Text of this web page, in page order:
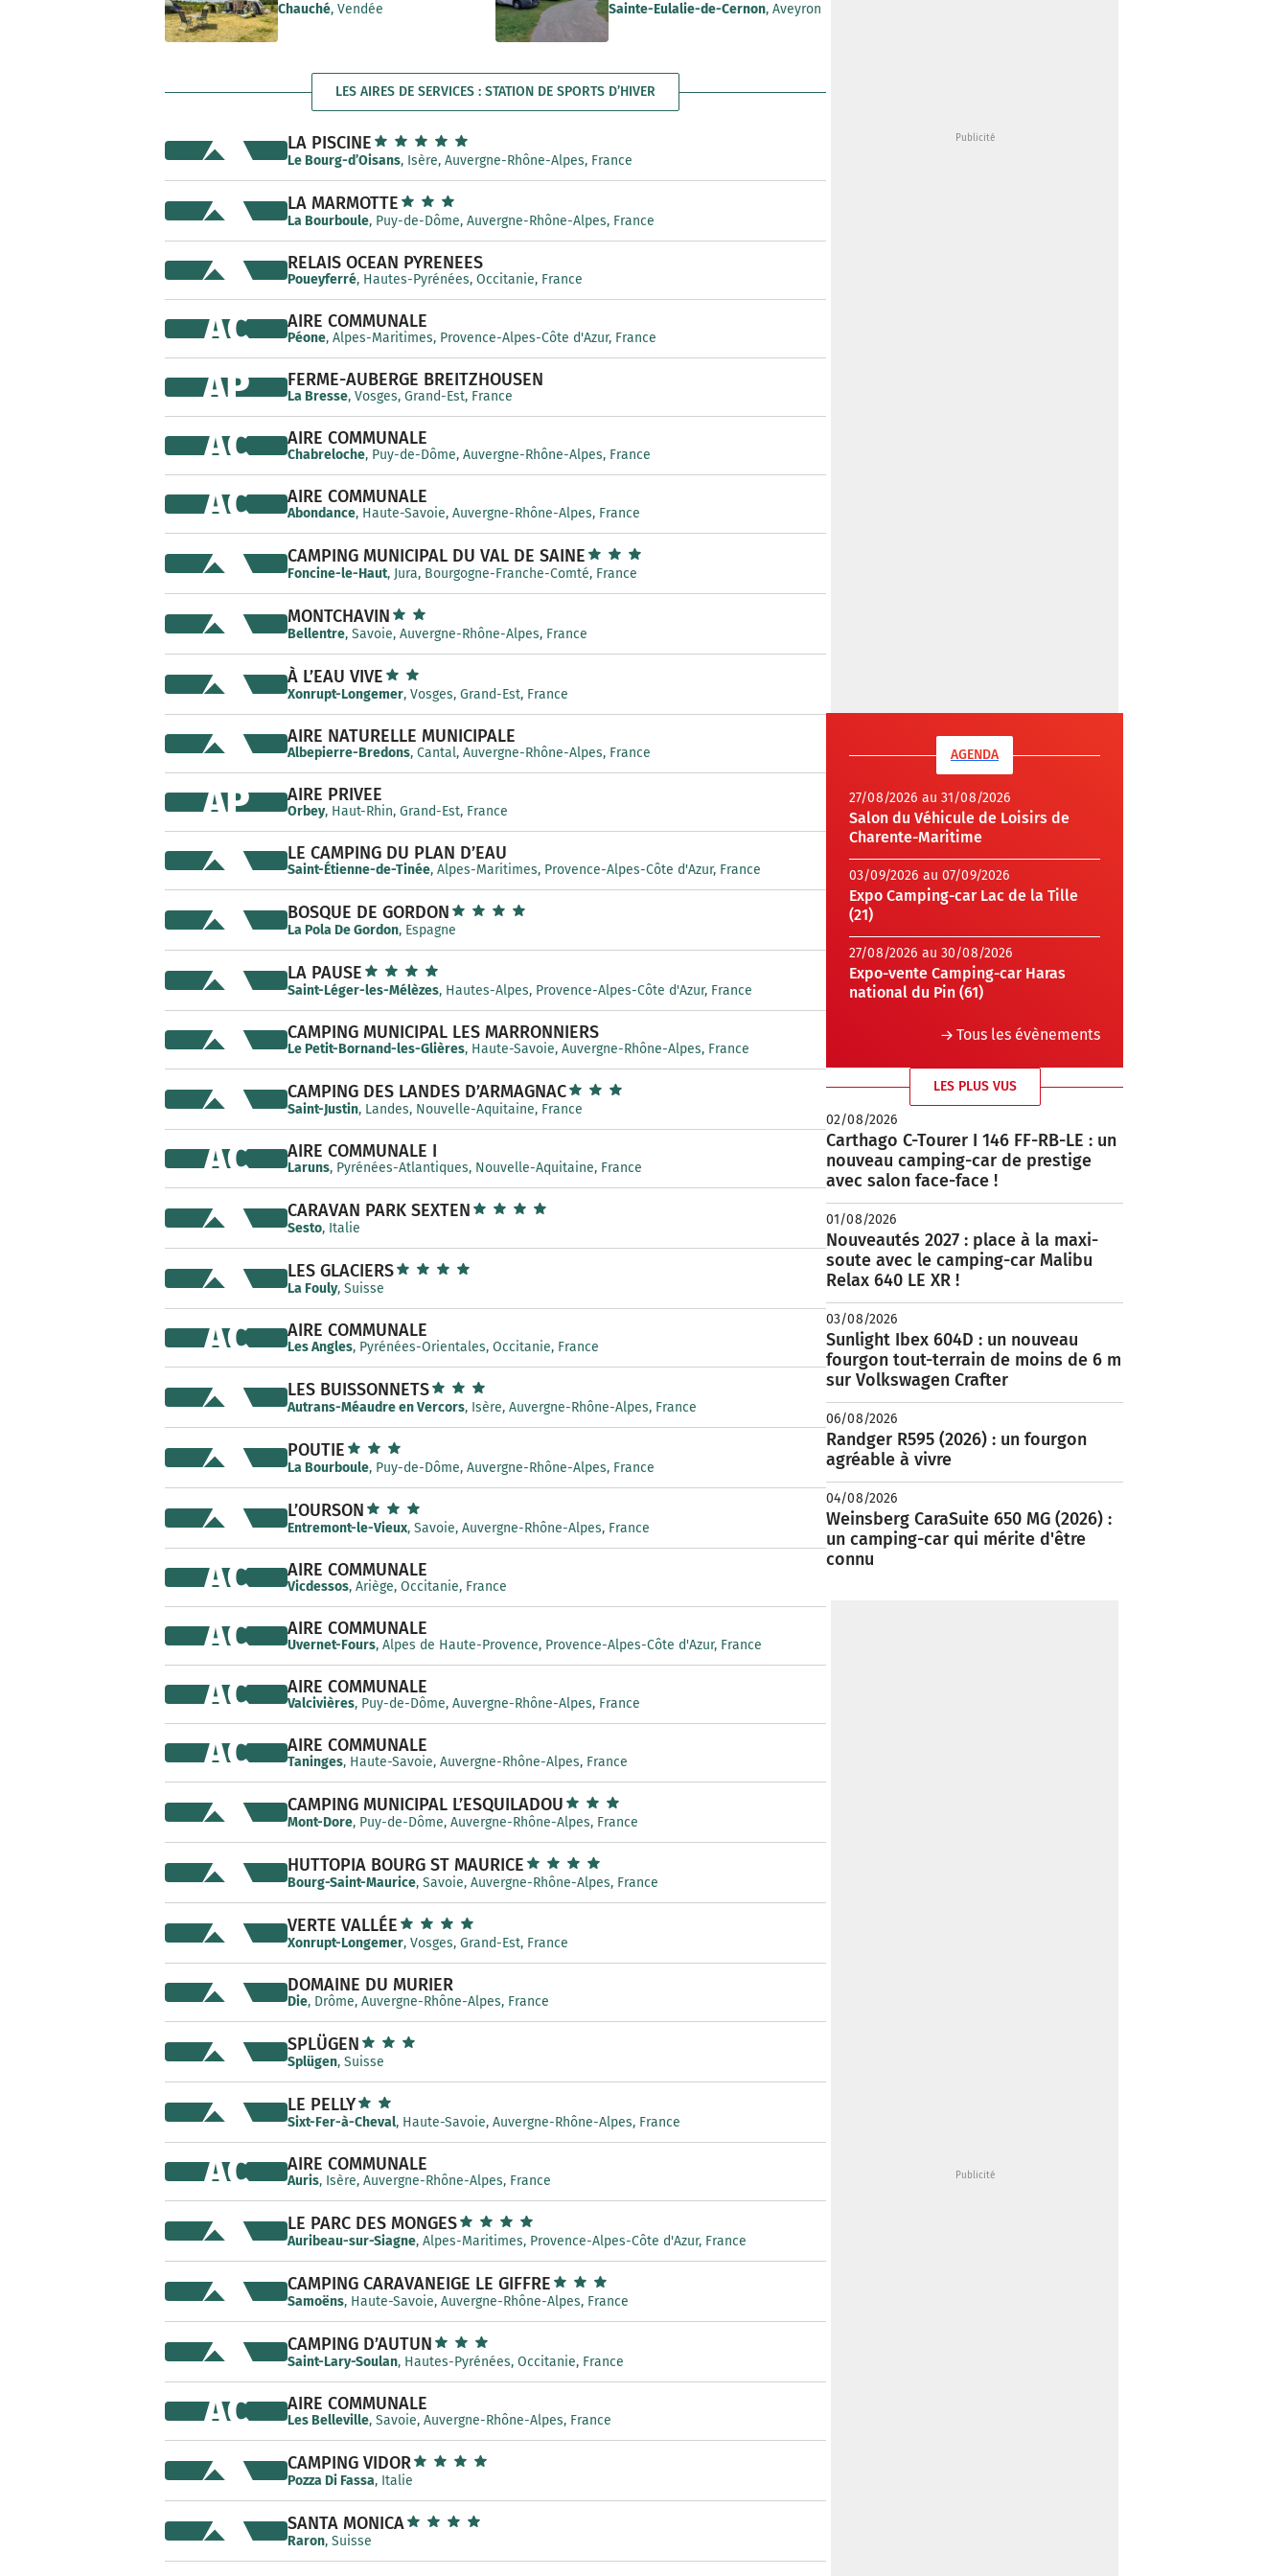
e
Chauché, Vendée Sainte-Eulalie-de-Cernon, Aveyron
LES AIRES DE SERVICES : STATION DE SPORTS D’HIVER
LA PISCINE
Le Bourg-d’Oisans, Isère, Auvergne-Rhône-Alpes, France
LA MARMOTTE
La Bourboule, Puy-de-Dôme, Auvergne-Rhône-Alpes, France
RELAIS OCEAN PYRENEES
Poueyferré, Hautes-Pyrénées, Occitanie, France
AIRE COMMUNALE
Péone, Alpes-Maritimes, Provence-Alpes-Côte d'Azur, France
AC
FERME-AUBERGE BREITZHOUSEN
La Bresse, Vosges, Grand-Est, France
AP
AIRE COMMUNALE
Chabreloche, Puy-de-Dôme, Auvergne-Rhône-Alpes, France
AC
AIRE COMMUNALE
Abondance, Haute-Savoie, Auvergne-Rhône-Alpes, France
AC
CAMPING MUNICIPAL DU VAL DE SAINE
Foncine-le-Haut, Jura, Bourgogne-Franche-Comté, France
MONTCHAVIN
Bellentre, Savoie, Auvergne-Rhône-Alpes, France
À L’EAU VIVE
Xonrupt-Longemer, Vosges, Grand-Est, France
AIRE NATURELLE MUNICIPALE
Albepierre-Bredons, Cantal, Auvergne-Rhône-Alpes, France
AIRE PRIVEE
Orbey, Haut-Rhin, Grand-Est, France
AP
LE CAMPING DU PLAN D’EAU
Saint-Étienne-de-Tinée, Alpes-Maritimes, Provence-Alpes-Côte d'Azur, France
BOSQUE DE GORDON
La Pola De Gordon, Espagne
LA PAUSE
Saint-Léger-les-Mélèzes, Hautes-Alpes, Provence-Alpes-Côte d'Azur, France
CAMPING MUNICIPAL LES MARRONNIERS
Le Petit-Bornand-les-Glières, Haute-Savoie, Auvergne-Rhône-Alpes, France
CAMPING DES LANDES D’ARMAGNAC
Saint-Justin, Landes, Nouvelle-Aquitaine, France
AIRE COMMUNALE I
Laruns, Pyrénées-Atlantiques, Nouvelle-Aquitaine, France
AC
CARAVAN PARK SEXTEN
Sesto, Italie
LES GLACIERS
La Fouly, Suisse
AIRE COMMUNALE
Les Angles, Pyrénées-Orientales, Occitanie, France
AC
LES BUISSONNETS
Autrans-Méaudre en Vercors, Isère, Auvergne-Rhône-Alpes, France
POUTIE
La Bourboule, Puy-de-Dôme, Auvergne-Rhône-Alpes, France
L’OURSON
Entremont-le-Vieux, Savoie, Auvergne-Rhône-Alpes, France
AIRE COMMUNALE
Vicdessos, Ariège, Occitanie, France
AC
AIRE COMMUNALE
Uvernet-Fours, Alpes de Haute-Provence, Provence-Alpes-Côte d'Azur, France
AC
AIRE COMMUNALE
Valcivières, Puy-de-Dôme, Auvergne-Rhône-Alpes, France
AC
AIRE COMMUNALE
Taninges, Haute-Savoie, Auvergne-Rhône-Alpes, France
AC
CAMPING MUNICIPAL L’ESQUILADOU
Mont-Dore, Puy-de-Dôme, Auvergne-Rhône-Alpes, France
HUTTOPIA BOURG ST MAURICE
Bourg-Saint-Maurice, Savoie, Auvergne-Rhône-Alpes, France
VERTE VALLÉE
Xonrupt-Longemer, Vosges, Grand-Est, France
DOMAINE DU MURIER
Die, Drôme, Auvergne-Rhône-Alpes, France
SPLÜGEN
Splügen, Suisse
LE PELLY
Sixt-Fer-à-Cheval, Haute-Savoie, Auvergne-Rhône-Alpes, France
AIRE COMMUNALE
Auris, Isère, Auvergne-Rhône-Alpes, France
AC
LE PARC DES MONGES
Auribeau-sur-Siagne, Alpes-Maritimes, Provence-Alpes-Côte d'Azur, France
CAMPING CARAVANEIGE LE GIFFRE
Samoëns, Haute-Savoie, Auvergne-Rhône-Alpes, France
CAMPING D’AUTUN
Saint-Lary-Soulan, Hautes-Pyrénées, Occitanie, France
AIRE COMMUNALE
Les Belleville, Savoie, Auvergne-Rhône-Alpes, France
AC
CAMPING VIDOR
Pozza Di Fassa, Italie
SANTA MONICA
Raron, Suisse
AGENDA
27/08/2026 au 31/08/2026
Salon du Véhicule de Loisirs de
Charente-Maritime
03/09/2026 au 07/09/2026
Expo Camping-car Lac de la Tille
(21)
27/08/2026 au 30/08/2026
Expo-vente Camping-car Haras
national du Pin (61)
Tous les évènements
LES PLUS VUS
02/08/2026
Carthago C-Tourer I 146 FF-RB-LE : un
nouveau camping-car de prestige
avec salon face-face !
01/08/2026
Nouveautés 2027 : place à la maxi-
soute avec le camping-car Malibu
Relax 640 LE XR !
03/08/2026
Sunlight Ibex 604D : un nouveau
fourgon tout-terrain de moins de 6 m
sur Volkswagen Crafter
06/08/2026
Randger R595 (2026) : un fourgon
agréable à vivre
04/08/2026
Weinsberg CaraSuite 650 MG (2026) :
un camping-car qui mérite d'être
connu